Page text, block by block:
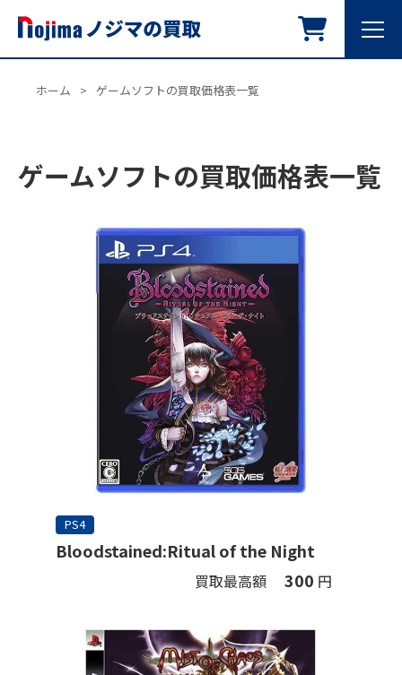
ホーム > ゲームソフトの買取価格表一覧
ゲームソフトの買取価格表一覧
PS4
Bloodstained:Ritual of the Night
買取最高額 300 円